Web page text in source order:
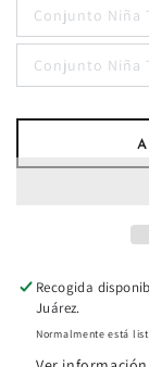
Conjunto Niña
Conjunto Niña
Recogida
Juárez.
Normalmente está